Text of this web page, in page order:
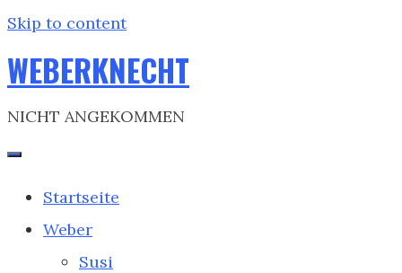
Skip to content
WEBERKNECHT
NICHT ANGEKOMMEN
Startseite
Weber
Susi